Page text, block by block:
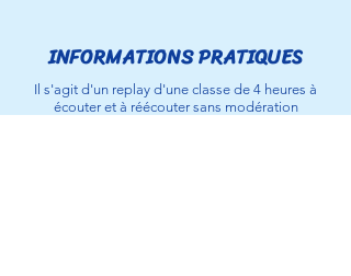
INFORMATIONS PRATIQUES
Il s'agit d'un replay d'une classe de 4 heures à
écouter et à réécouter sans modération